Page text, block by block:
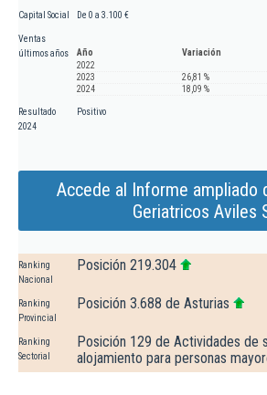
Capital Social De 0 a 3.100 €
Ventas
últimos años
Año
Variación
2022
2023
26,81 %
2024
18,09 %
Resultado
2024
Positivo
Accede al Informe ampliado
Geriatricos Aviles
Ranking
Nacional
Posición 219.304
Ranking
Provincial
Posición 3.688 de Asturias
Ranking
Sectorial
Posición 129 de Actividades de
alojamiento para personas